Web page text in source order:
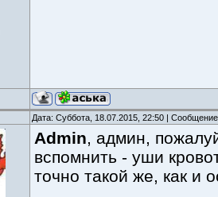
Дата: Суббота, 18.07.2015, 22:50 |
Admin, админ,
вспомнить - уши
точно такой же, как и